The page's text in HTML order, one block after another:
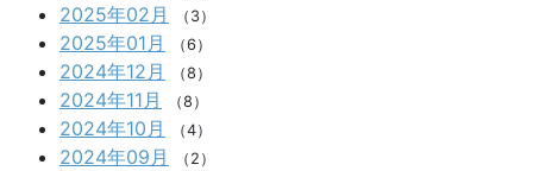
2025年02月 （3）
2025年01月 （6）
2024年12月 （8）
2024年11月 （8）
2024年10月 （4）
2024年09月 （2）